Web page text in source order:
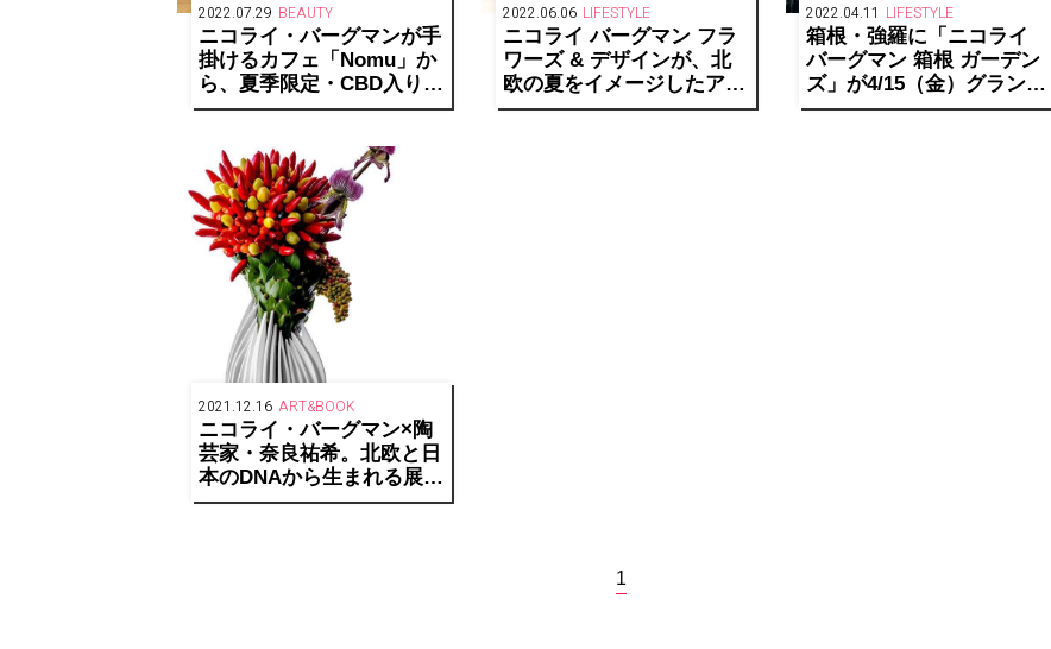
2022.07.29 BEAUTY
ニコライ・バーグマンが手
掛けるカフェ「Nomu」か
ら、夏季限定・CBD入りス
ムージーが登場
2022.06.06 LIFESTYLE
ニコライ バーグマン フラ
ワーズ & デザインが、北
欧の夏をイメージしたアッ
シュグリーンのコレクショ
2022.04.11 LIFESTYLE
箱根・強羅に「ニコライ
バーグマン 箱根 ガーデン
ズ」が4/15（金）グランド
オープン。事前ウェブ予約
2021.12.16 ART&BOOK
ニコライ・バーグマン×陶
芸家・奈良祐希。北欧と日
本のDNAから生まれる展覧
会「JAPANDI- NA」を開
1